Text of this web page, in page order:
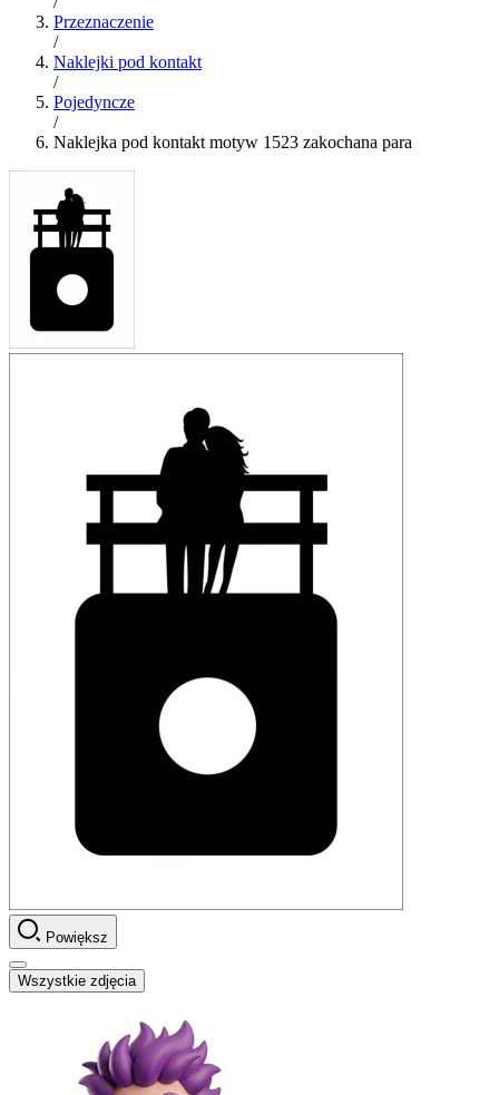
Przeznaczenie
/
Naklejki pod kontakt
/
Pojedyncze
/
Naklejka pod kontakt motyw 1523 zakochana para
Powiększ
Wszystkie zdjęcia